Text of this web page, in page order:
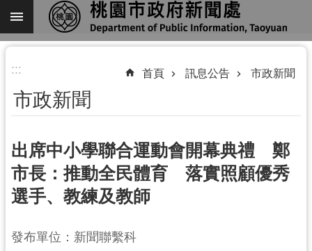
跳到主要內容區塊
進
搜
尋
關
於
們
::: 首頁 訊息公告 市政新聞
市政新聞
出席中小學聯合運動會開幕典禮 鄭
市長：推動全民體育 落實照顧優秀
選手、教練及教師
發布單位：新聞聯繫科